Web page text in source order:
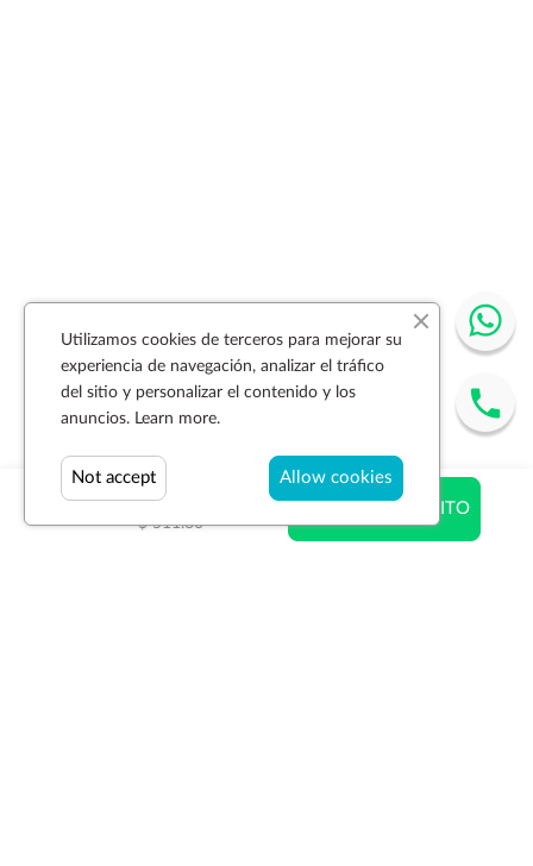
$ 344.95
$ 511.80
AÑADIR AL CARRITO
Utilizamos cookies de terceros para mejorar su
experiencia de navegación, analizar el tráfico
del sitio y personalizar el contenido y los
anuncios. Learn more.
Allow cookies
Not accept